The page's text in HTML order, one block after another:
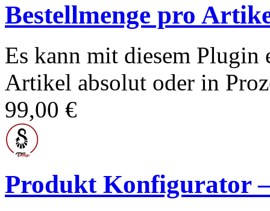
Bestellmenge pro
Es kann mit diesem Plugin
Artikel absolut oder in
99,00 €
Produkt Konfigurator